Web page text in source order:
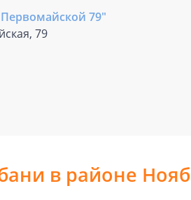
79"
79
в районе